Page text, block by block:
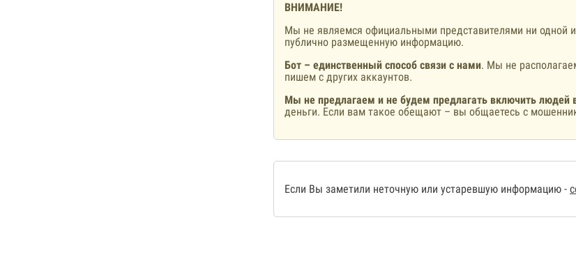
ВНИМАНИЕ!
Мы не являемся официальными представителями ни одной
публично размещенную информацию.
Бот – единственный способ связи с нами. Мы не
пишем с других аккаунтов.
Мы не предлагаем и не будем предлагать включить людей
деньги. Если вам такое обещают – вы общаетесь с
Если Вы заметили неточную или устаревшую информацию -